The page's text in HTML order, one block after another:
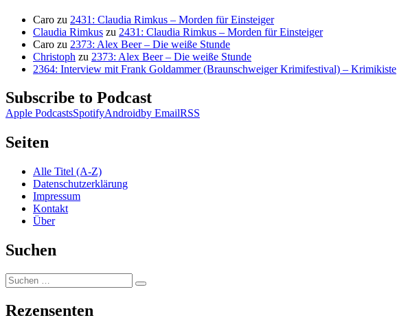
Caro zu 2431: Claudia Rimkus – Morden für Einsteiger
Claudia Rimkus zu 2431: Claudia Rimkus – Morden für Einsteiger
Caro zu 2373: Alex Beer – Die weiße Stunde
Christoph zu 2373: Alex Beer – Die weiße Stunde
2364: Interview mit Frank Goldammer (Braunschweiger Krimifestival) – Krimikiste
Subscribe to Podcast
Apple PodcastsSpotifyAndroidby EmailRSS
Seiten
Alle Titel (A-Z)
Datenschutzerklärung
Impressum
Kontakt
Über
Suchen
Suchen
nach:
Suchen
Rezensenten